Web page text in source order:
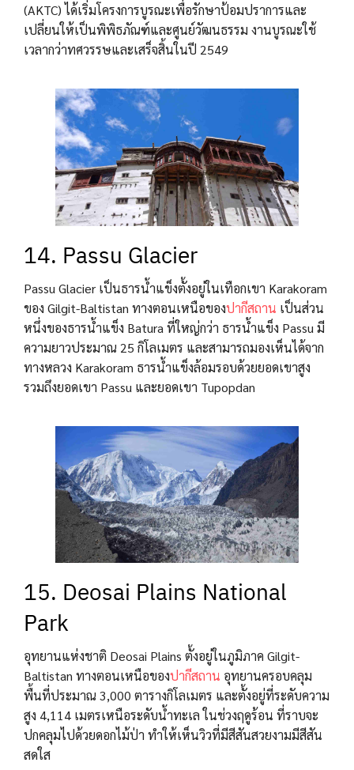
(AKTC) ได้เริ่มโครงการบูรณะเพื่อรักษาป้อมปราการและ
เปลี่ยนให้เป็นพิพิธภัณฑ์และศูนย์วัฒนธรรม งานบูรณะใช้
เวลากว่าทศวรรษและเสร็จสิ้นในปี 2549
14. Passu Glacier
Passu Glacier เป็นธารน้ำแข็งตั้งอยู่ในเทือกเขา Karakoram
ของ Gilgit-Baltistan ทางตอนเหนือของปากีสถาน เป็นส่วน
หนึ่งของธารน้ำแข็ง Batura ที่ใหญ่กว่า ธารน้ำแข็ง Passu มี
ความยาวประมาณ 25 กิโลเมตร และสามารถมองเห็นได้จาก
ทางหลวง Karakoram ธารน้ำแข็งล้อมรอบด้วยยอดเขาสูง
รวมถึงยอดเขา Passu และยอดเขา Tupopdan
15. Deosai Plains National
Park
อุทยานแห่งชาติ Deosai Plains ตั้งอยู่ในภูมิภาค Gilgit-
Baltistan ทางตอนเหนือของปากีสถาน อุทยานครอบคลุม
พื้นที่ประมาณ 3,000 ตารางกิโลเมตร และตั้งอยู่ที่ระดับความ
สูง 4,114 เมตรเหนือระดับน้ำทะเล ในช่วงฤดูร้อน ที่ราบจะ
ปกคลุมไปด้วยดอกไม้ป่า ทำให้เห็นวิวที่มีสีสันสวยงามมีสีสัน
สดใส